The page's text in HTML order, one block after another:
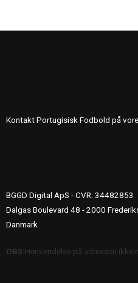
Kontakt Portugisisk Fodbold på
BGGD Digital ApS - CVR: 34482853
Dalgas Boulevard 48 - 2000
Danmark
OBS:Henvendelse på adressen